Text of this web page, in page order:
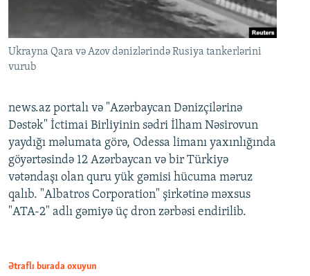
Ukrayna Qara və Azov dənizlərində Rusiya tankerlərini
vurub
news.az portalı və "Azərbaycan Dənizçilərinə
Dəstək" İctimai Birliyinin sədri İlham Nəsirovun
yaydığı məlumata görə, Odessa limanı yaxınlığında
göyərtəsində 12 Azərbaycan və bir Türkiyə
vətəndaşı olan quru yük gəmisi hücuma məruz
qalıb. "Albatros Corporation" şirkətinə məxsus
"ATA-2" adlı gəmiyə üç dron zərbəsi endirilib.
Ətraflı burada oxuyun